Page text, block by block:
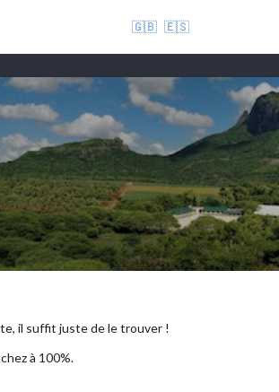
🇬🇧 🇪🇸
il suffit juste de le trouver !
à 100%.